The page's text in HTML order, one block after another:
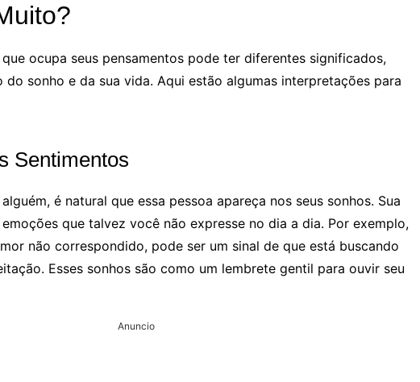
ocupa seus pensamentos pode ter diferentes significados,
sonho e da sua vida. Aqui estão algumas interpretações para
Sentimentos
é natural que essa pessoa apareça nos seus sonhos. Sua
que talvez você não expresse no dia a dia. Por exemplo,
não correspondido, pode ser um sinal de que está buscando
Esses sonhos são como um lembrete gentil para ouvir seu
Anuncio